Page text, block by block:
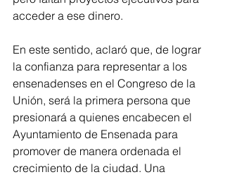
acceder a ese dinero.
En este sentido, aclaró que, de lograr
la confianza para representar a los
ensenadenses en el Congreso de la
Unión, será la primera persona que
presionará a quienes encabecen el
Ayuntamiento de Ensenada para
promover de manera ordenada el
crecimiento de la ciudad. Una